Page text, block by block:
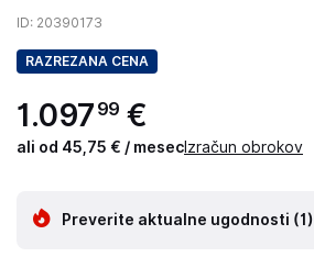
ID: 20390173
RAZREZANA CENA
1.097 99 €
ali od 45,75 € / mesec Izračun obrokov
Preverite aktualne ugodnosti (1)